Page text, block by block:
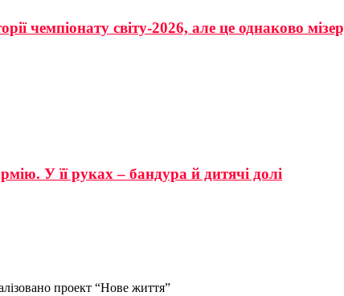
чемпіонату світу-2026, але це однаково
У її руках – бандура й дитячі долі
проект “Нове життя”